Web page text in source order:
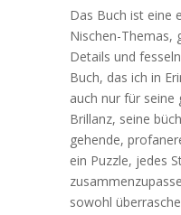
Das Buch ist eine
Nischen-Themas,
Details und
Buch, das ich in
auch nur für
Brillanz, seine
gehende,
ein Puzzle, jedes
sowohl